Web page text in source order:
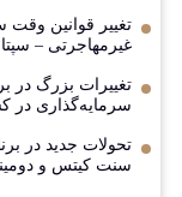
تغییر قوانین وقت
غیرمهاجرتی – سپتامبر
تغییرات بزرگ در
سرمایه‌گذاری در
تحولات جدید در
سنت کیتس و